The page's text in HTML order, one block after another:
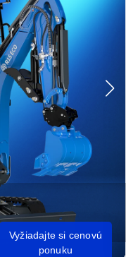
Vyžiadajte si cenovú
ponuku